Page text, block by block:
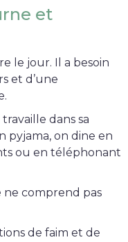
et
le jour. Il a besoin
et d’une
dans sa
pyjama, on dine en
ou en téléphonant
ne comprend pas
de faim et de